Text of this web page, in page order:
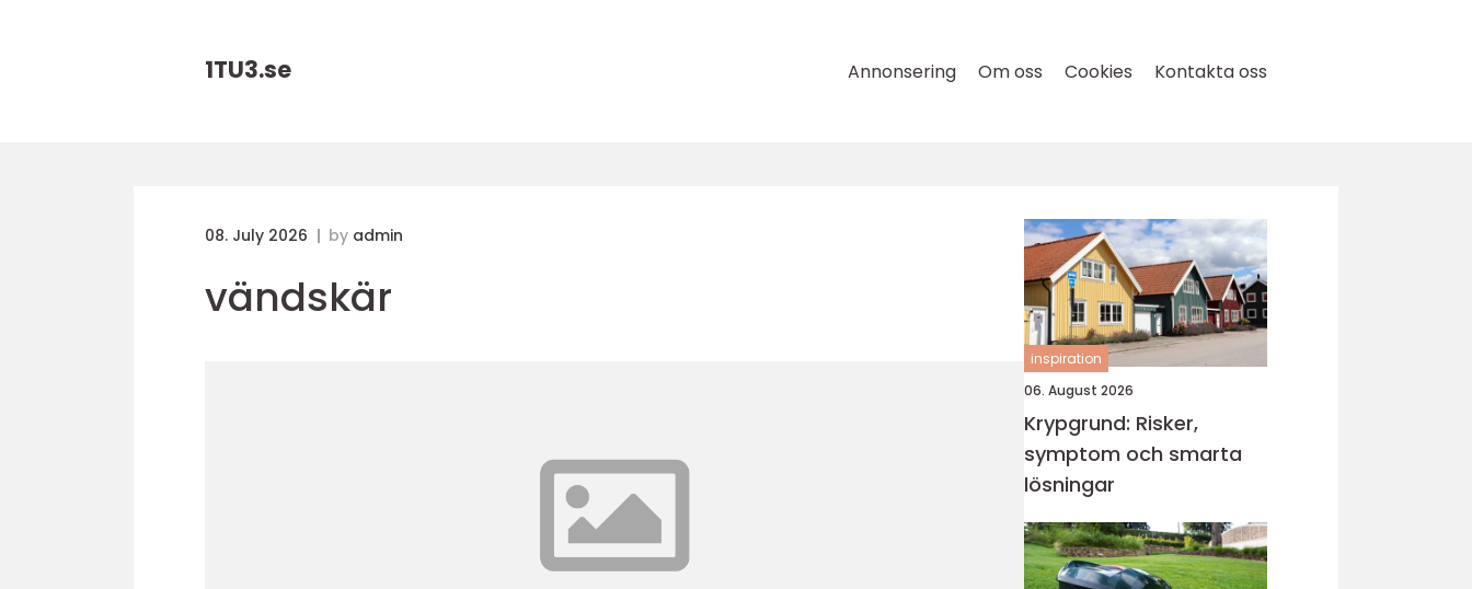
1TU3.se Annonsering Om oss Cookies Kontakta oss
08. July 2026 by admin
vändskär
inspiration
06. August 2026
Krypgrund: Risker,
symptom och smarta
lösningar